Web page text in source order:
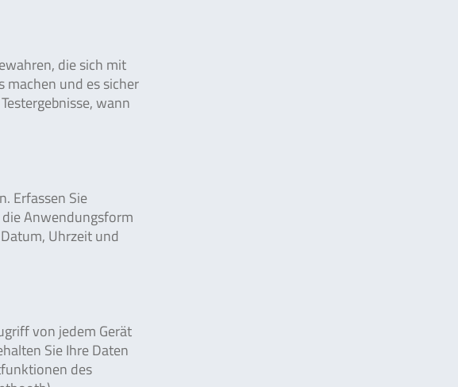
die sich mit
machen und es sicher
wann
Erfassen Sie
Anwendungsform
Uhrzeit und
von jedem Gerät
Sie Ihre Daten
des